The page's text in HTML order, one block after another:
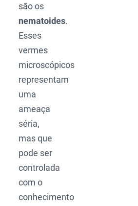
são os
nematoides.
Esses
vermes
microscópicos
representam
uma
ameaça
séria,
mas que
pode ser
controlada
com o
conhecimento